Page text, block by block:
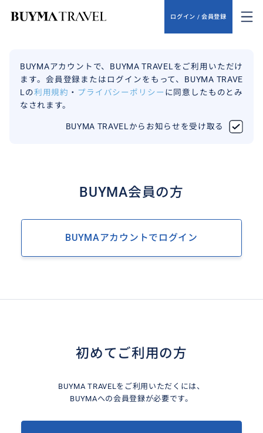
ログイン / 会員登録
BUYMAアカウントで、BUYMA TRAVELをご利用いただけ
ます。会員登録またはログインをもって、BUYMA TRAVE
Lの利用規約 ・ プライバシーポリシー に同意したものとみ
なされます。
BUYMA TRAVELからお知らせを受け取る
BUYMA会員の方
BUYMAアカウントでログイン
初めてご利用の方
BUYMA TRAVELをご利用いただくには、
BUYMAへの会員登録が必要です。